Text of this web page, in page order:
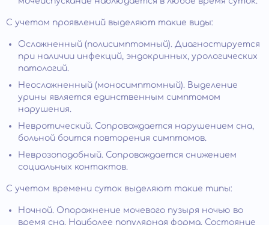
С учетом проявлений выделяют такие виды:
Осложненный (полисимптомный). Диагностируется
при наличии инфекций, эндокринных, урологических
патологий.
Неосложненный (моносимптомный). Выделение
урины является единственным симптомом
нарушения.
Невротический. Сопровождается нарушением сна,
больной боится повторения симптомов.
Неврозоподобный. Сопровождается снижением
социальных контактов.
С учетом времени суток выделяют такие типы:
Ночной. Опорожнение мочевого пузыря ночью во
время сна. Наиболее популярная форма. Состояние